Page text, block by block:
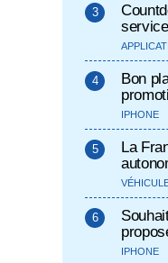
Bon
IPHONE
La
IPHONE